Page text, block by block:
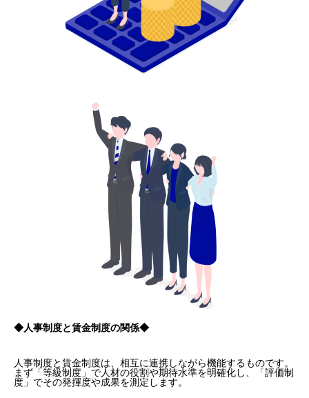
◆人事制度と賃金制度の関係◆
人事制度と賃金制度は、相互に連携しながら機能するものです。
まず「等級制度」で人材の役割や期待水準を明確化し、「評価制
度」でその発揮度や成果を測定します。